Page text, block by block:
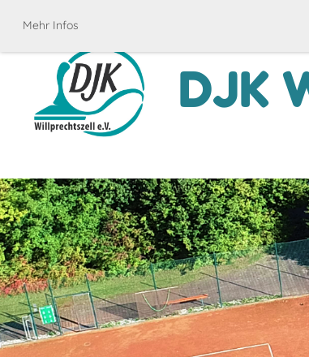
Mehr Infos
DJK